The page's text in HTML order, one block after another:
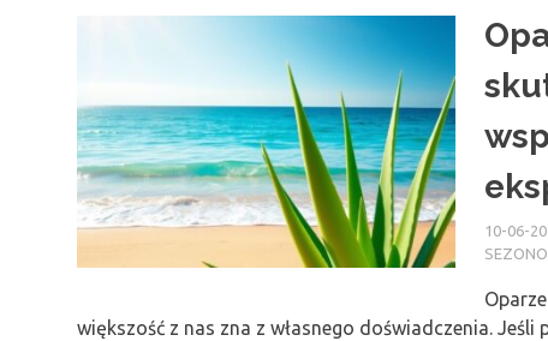
10-06-
większość z nas zna z własnego doświadczenia.